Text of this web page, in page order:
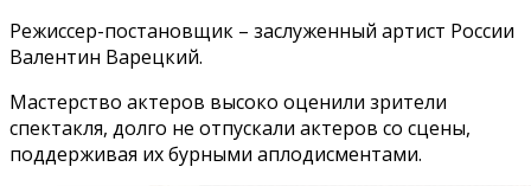
Режиссер-постановщик – заслуженный артист России
Валентин Варецкий.
Мастерство актеров высоко оценили зрители
спектакля, долго не отпускали актеров со сцены,
поддерживая их бурными аплодисментами.